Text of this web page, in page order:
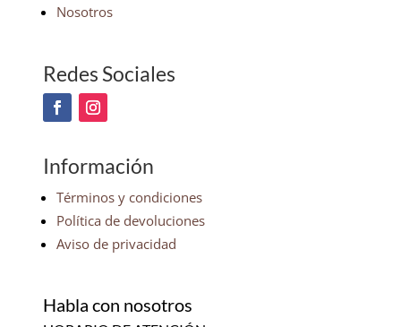
Nosotros
Redes Sociales
Información
Términos y condiciones
Política de devoluciones
Aviso de privacidad
Habla con nosotros